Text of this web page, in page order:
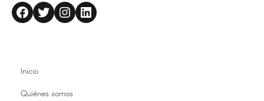
altaflex Twitter Instagram LinkedIn
Inicio
Quiénes somos